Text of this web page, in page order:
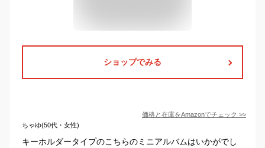
ショップでみる
価格と在庫をAmazonでチェック >>
ちゃゆ(50代・女性)
キーホルダータイプのこちらのミニアルバムはいかがでし